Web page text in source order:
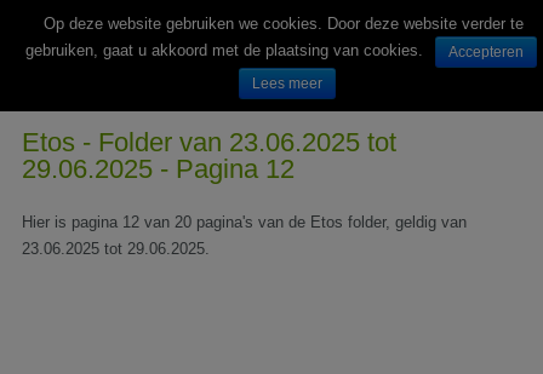
Wekelijks nieuwe folders van Nederlandse supermarkten en winkels
Etos - Folder van 23.06.2025 tot
29.06.2025 - Pagina 12
Hier is pagina 12 van 20 pagina's van de Etos folder, geldig van
23.06.2025 tot 29.06.2025.
Op deze website gebruiken we cookies. Door deze website verder te
gebruiken, gaat u akkoord met de plaatsing van cookies.
Accepteren
Lees meer